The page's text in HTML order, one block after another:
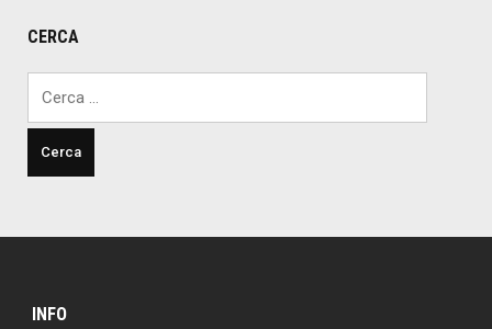
CERCA
INFO